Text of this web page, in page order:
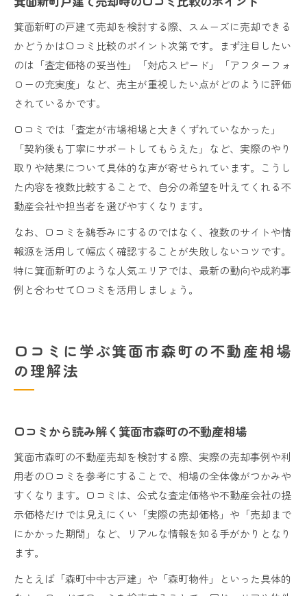
箕面新町の戸建て売却を検討する際、スムーズに売却できる
かどうかは口コミ比較のポイント次第です。まず注目したい
のは「査定価格の妥当性」「対応スピード」「アフターフォ
ローの充実度」など、売主が重視したい点がどのように評価
されているかです。
口コミでは「査定が市場相場と大きくずれていなかった」
「契約後も丁寧にサポートしてもらえた」など、実際のやり
取りや結果について具体的な声が寄せられています。こうし
た内容を複数比較することで、自分の希望を叶えてくれる不
動産会社や担当者を選びやすくなります。
なお、口コミを鵜呑みにするのではなく、複数のサイトや情
報源を活用して幅広く確認することが失敗しないコツです。
特に箕面新町のような人気エリアでは、最新の動向や成約事
例と合わせて口コミを活用しましょう。
口コミに学ぶ箕面市森町の不動産相場
の理解法
口コミから読み解く箕面市森町の不動産相場
箕面市森町の不動産売却を検討する際、実際の売却事例や利
用者の口コミを参考にすることで、相場の全体像がつかみや
すくなります。口コミは、公式な査定価格や不動産会社の提
示価格だけでは見えにくい「実際の売却価格」や「売却まで
にかかった期間」など、リアルな情報を知る手がかりとなり
ます。
たとえば「森町中中古戸建」や「森町物件」といった具体的